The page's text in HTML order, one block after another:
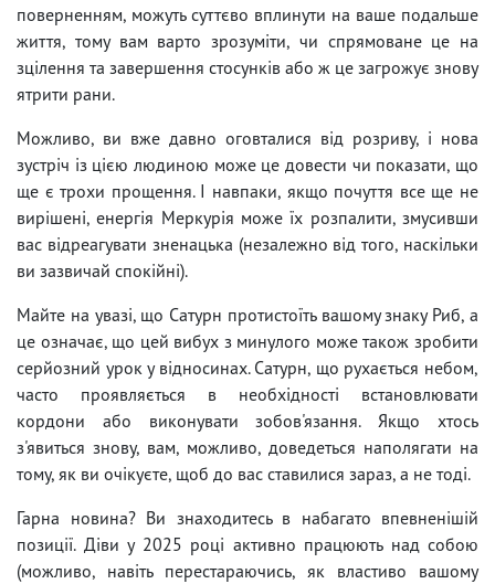
поверненням, можуть суттєво вплинути на ваше подальше
життя, тому вам варто зрозуміти, чи спрямоване це на
зцілення та завершення стосунків або ж це загрожує знову
ятрити рани.
Можливо, ви вже давно оговталися від розриву, і нова
зустріч із цією людиною може це довести чи показати, що
ще є трохи прощення. І навпаки, якщо почуття все ще не
вирішені, енергія Меркурія може їх розпалити, змусивши
вас відреагувати зненацька (незалежно від того, наскільки
ви зазвичай спокійні).
Майте на увазі, що Сатурн протистоїть вашому знаку Риб, а
це означає, що цей вибух з минулого може також зробити
серйозний урок у відносинах. Сатурн, що рухається небом,
часто проявляється в необхідності встановлювати
кордони або виконувати зобов'язання. Якщо хтось
з'явиться знову, вам, можливо, доведеться наполягати на
тому, як ви очікуєте, щоб до вас ставилися зараз, а не тоді.
Гарна новина? Ви знаходитесь в набагато впевненішій
позиції. Діви у 2025 році активно працюють над собою
(можливо, навіть перестараючись, як властиво вашому